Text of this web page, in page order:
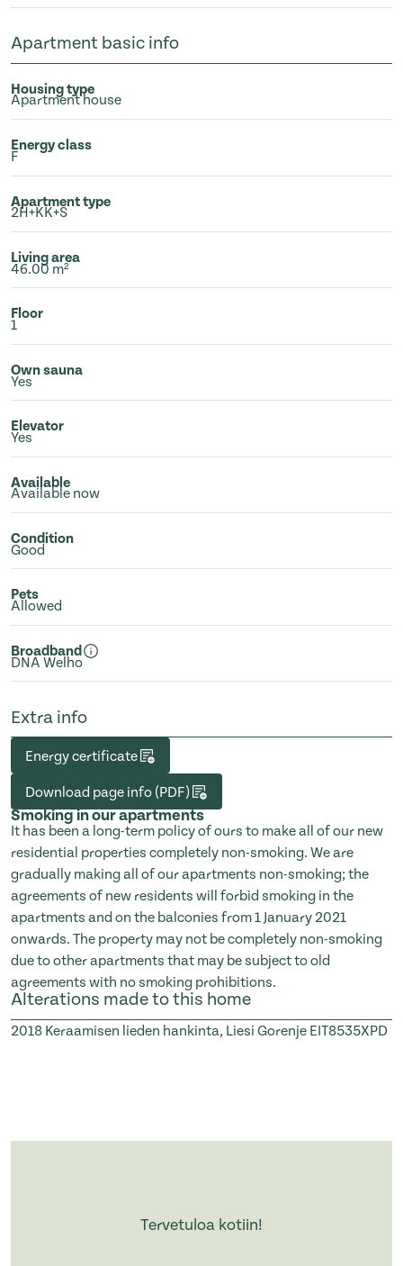
Apartment basic info
Housing type
Apartment house
Energy class
F
Apartment type
2H+KK+S
Living area
46.00 m²
Floor
1
Own sauna
Yes
Elevator
Yes
Available
Available now
Condition
Good
Pets
Allowed
Broadband
DNA Welho
Extra info
Energy certificate
Download page info (PDF)
Smoking in our apartments
It has been a long-term policy of ours to make all of our new
residential properties completely non-smoking. We are
gradually making all of our apartments non-smoking; the
agreements of new residents will forbid smoking in the
apartments and on the balconies from 1 January 2021
onwards. The property may not be completely non-smoking
due to other apartments that may be subject to old
agreements with no smoking prohibitions.
Alterations made to this home
2018 Keraamisen lieden hankinta, Liesi Gorenje EIT8535XPD
Tervetuloa kotiin!